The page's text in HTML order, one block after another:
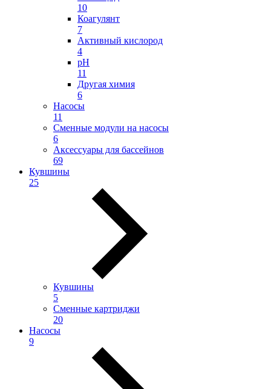
10
Коагулянт
7
Активный кислород
4
pH
11
Другая химия
6
Насосы
11
Сменные модули на насосы
6
Аксессуары для бассейнов
69
Кувшины
25
Кувшины
5
Сменные картриджи
20
Насосы
9